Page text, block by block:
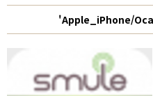
'Apple_iPhone/